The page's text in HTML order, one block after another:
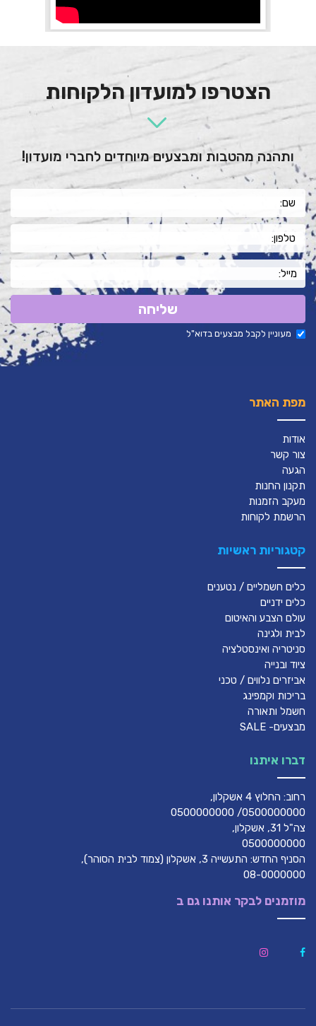
הצטרפו למועדון הלקוחות
ותהנה מהטבות ומבצעים מיוחדים לחברי מועדון!
שליחה
מעוניין לקבל מבצעים בדוא"ל
מפת האתר
אודות
צור קשר
הגעה
תקנון החנות
מעקב הזמנות
הרשמת לקוחות
קטגוריות ראשיות
כלים חשמליים / נטענים
כלים ידניים
עולם הצבע והאיטום
לבית ולגינה
סניטריה ואינסטלציה
ציוד ובנייה
אביזרים נלווים / טכני
בריכות וקמפינג
חשמל ותאורה
מבצעים- SALE
דברו איתנו
רחוב: החלוץ 4 אשקלון,
0500000000/ 0500000000
צה"ל 31, אשקלון,
0500000000
הסניף החדש: התעשייה 3, אשקלון (צמוד לבית הסוהר),
08-0000000
מוזמנים לבקר אותנו גם ב